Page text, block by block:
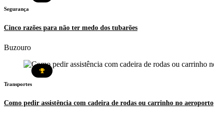
Segurança
Cinco razões para não ter medo dos tubarões
Buzouro
Transportes
Como pedir assistência com cadeira de rodas ou carrinho no aeroporto